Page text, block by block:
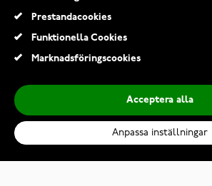
© 2026 Klockmagasinet.com
Prestandacookies
Funktionella Cookies
Marknadsföringscookies
Acceptera alla
Anpassa inställningar